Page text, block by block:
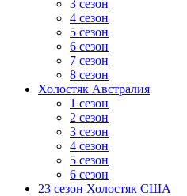
3 сезон
4 сезон
5 сезон
6 сезон
7 сезон
8 сезон
Холостяк Австралия
1 сезон
2 сезон
3 сезон
4 сезон
5 сезон
6 сезон
23 сезон Холостяк США